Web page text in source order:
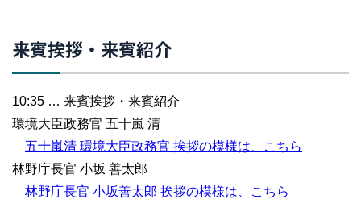
来賓挨拶・来賓紹介
10:35 … 来賓挨拶・来賓紹介
環境大臣政務官 五十嵐 清
五十嵐清 環境大臣政務官 挨拶の模様は、こちら
林野庁長官 小坂 善太郎
林野庁長官 小坂善太郎 挨拶の模様は、こちら